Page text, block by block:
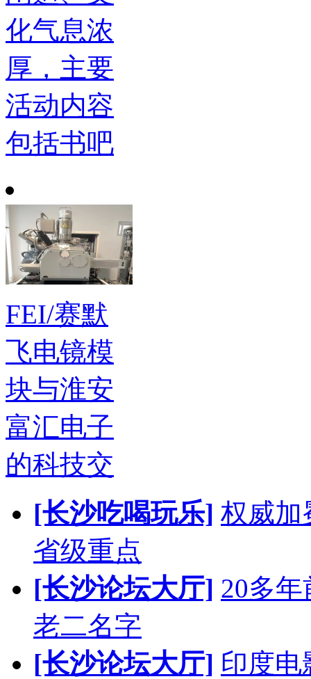
化气息浓
厚，主要
活动内容
包括书吧
FEI/赛默
飞电镜模
块与淮安
富汇电子
的科技交
[长沙吃喝玩乐] 权威加
省级重点
[长沙论坛大厅] 20多
老二名字
[长沙论坛大厅] 印度电